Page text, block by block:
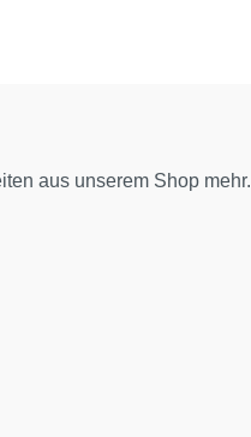
aus unserem Shop mehr.